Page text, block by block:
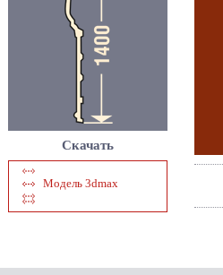
Скачать
Модель 3dmax